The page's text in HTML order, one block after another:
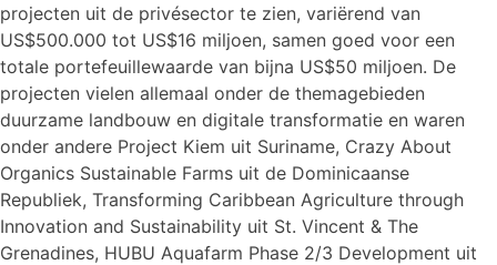
projecten uit de privésector te zien, variërend van
US$500.000 tot US$16 miljoen, samen goed voor een
totale portefeuillewaarde van bijna US$50 miljoen. De
projecten vielen allemaal onder de themagebieden
duurzame landbouw en digitale transformatie en waren
onder andere Project Kiem uit Suriname, Crazy About
Organics Sustainable Farms uit de Dominicaanse
Republiek, Transforming Caribbean Agriculture through
Innovation and Sustainability uit St. Vincent & The
Grenadines, HUBU Aquafarm Phase 2/3 Development uit